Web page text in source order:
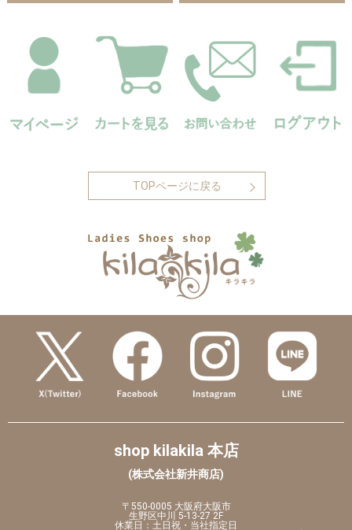
TOPページに戻る
shop kilakila 本店
(株式会社新井商店)
〒550-0005 大阪府大阪市
生野区中川 5-13-27 2F
休業日：土日祝・当社指定日